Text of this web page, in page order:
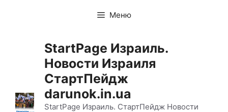
Меню
StartPage Израиль.
Новости Израиля
СтартПейдж
darunok.in.ua
StartPage Израиль. СтартПейдж Новости